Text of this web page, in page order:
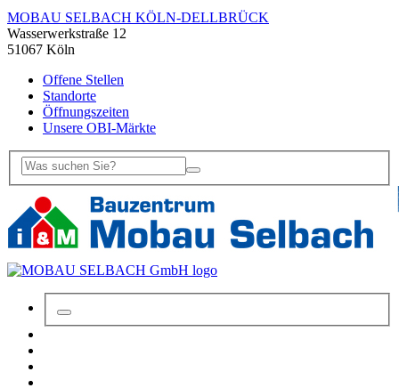
MOBAU SELBACH KÖLN-DELLBRÜCK
Wasserwerkstraße 12
51067 Köln
Offene Stellen
Standorte
Öffnungszeiten
Unsere OBI-Märkte